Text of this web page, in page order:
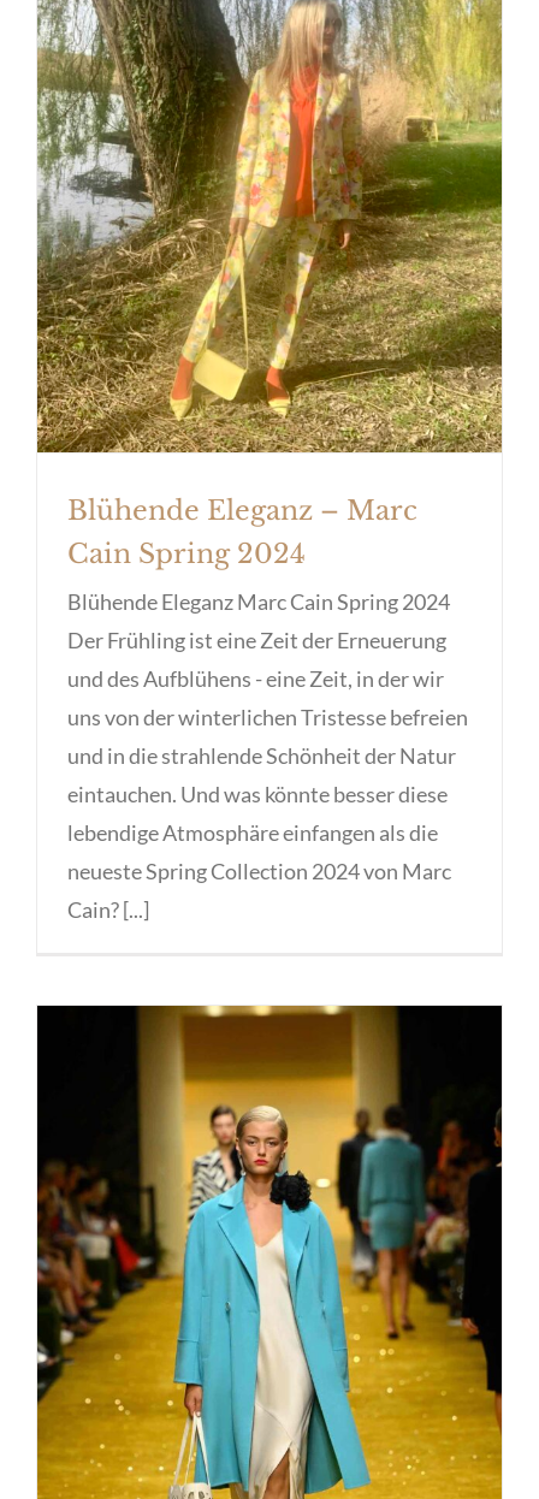
Blühende Eleganz – Marc Cain
Spring 2024
Blühende Eleganz – Marc
Cain Spring 2024
Blühende Eleganz Marc Cain Spring 2024
Der Frühling ist eine Zeit der Erneuerung
und des Aufblühens - eine Zeit, in der wir
uns von der winterlichen Tristesse befreien
und in die strahlende Schönheit der Natur
eintauchen. Und was könnte besser diese
lebendige Atmosphäre einfangen als die
neueste Spring Collection 2024 von Marc
Cain? [...]
50 Years MARC CAIN mit
glamouröser Fashion Show